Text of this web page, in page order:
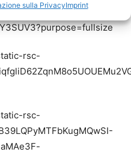
sulla PrivacyImprint